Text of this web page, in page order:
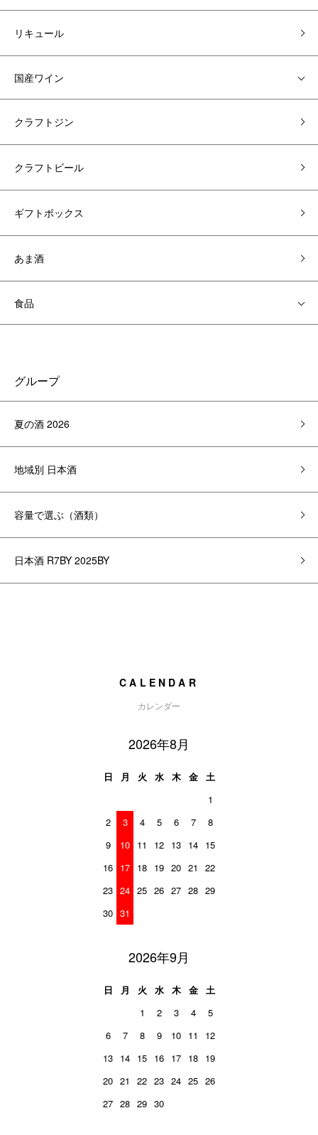
リキュール
国産ワイン
クラフトジン
クラフトビール
ギフトボックス
あま酒
食品
グループ
夏の酒 2026
地域別 日本酒
容量で選ぶ（酒類）
日本酒 R7BY 2025BY
CALENDAR
カレンダー
2026年8月
日 月 火 水 木 金
土
1
2
3 4 5 6 7
8
9
10 11 12 13 14 15
16 17 18 19 20 21
22
23 24 25 26 27 28 29
30 31
2026年9月
日 月 火 水 木 金
土
1
2 3 4
5
6
7 8 9 10 11
12
13 14 15 16 17 18 19
20 21 22 23 24 25 26
27 28 29 30